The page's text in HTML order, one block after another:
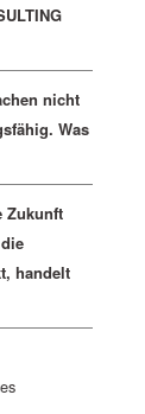
nicht
Was
Zukunft
handelt